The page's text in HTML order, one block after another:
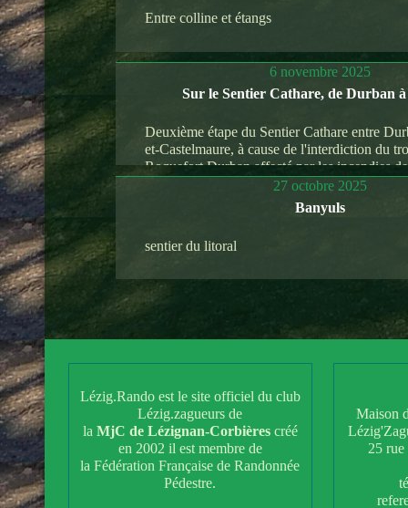
Entre colline et étangs
6 novembre 2025
Sur le Sentier Cathare, de Durban
Deuxième étape du Sentier Cathare entre
et-Castelmaure, à cause de l'interdiction du
Roquefort Durban affecté par les incendies
27 octobre 2025
Banyuls
sentier du litoral
Lézig.Rando est le site officiel du club
Lézig.zagueurs de
la MjC de Lézignan-Corbièrescréé
en 2002 il est membre de
la Fédération Française de Randonnée
Pédestre.
Maison
25